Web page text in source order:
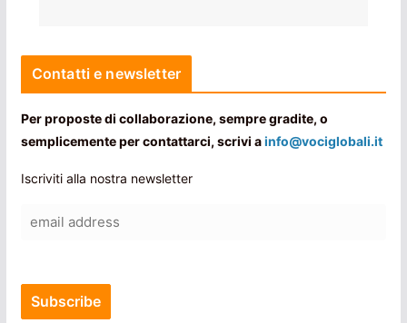
Contatti e newsletter
Per proposte di collaborazione, sempre gradite, o
semplicemente per contattarci, scrivi ainfo@vociglobali.it
Iscriviti alla nostra newsletter